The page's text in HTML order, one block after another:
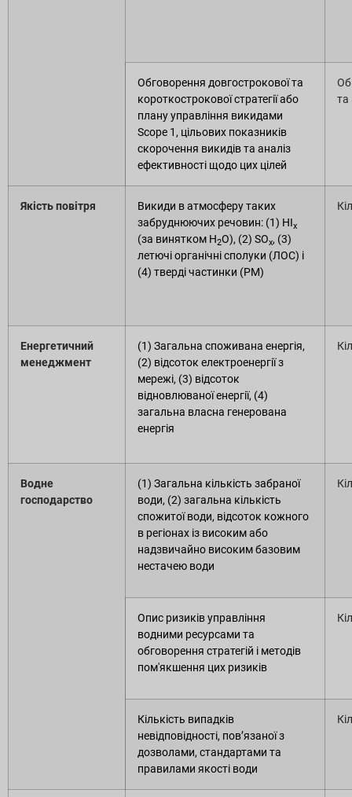
Обговорення довгострокової та
короткострокової стратегії або
плану управління викидами
Scope 1, цільових показників
скорочення викидів та аналіз
ефективності щодо цих цілей
та
Якість повітря
Викиди в атмосферу таких
забруднюючих речовин: (1) НІх
(за винятком Н2O), (2) SOх, (3)
летючі органічні сполуки (ЛОС) і
(4) тверді частинки (PM)
Енергетичний
менеджмент
(1) Загальна споживана енергія,
(2) відсоток електроенергії з
мережі, (3) відсоток
відновлюваної енергії, (4)
загальна власна генерована
енергія
Водне
господарство
(1) Загальна кількість забраної
води, (2) загальна кількість
спожитої води, відсоток кожного
в регіонах із високим або
надзвичайно високим базовим
нестачею води
Опис ризиків управління
водними ресурсами та
обговорення стратегій і методів
пом'якшення цих ризиків
Кількість випадків
невідповідності, пов’язаної з
дозволами, стандартами та
правилами якості води